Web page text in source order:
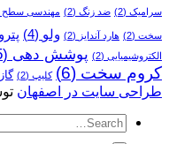
سرامیک (2) ضد زنگ (2) مهندسی سطح
سخت (2) هارد آندایز (2) ولو (4)
الکتروشیمیایی (2) پوشش دهی (5)
کروم سخت (6) کلیپ (2) گاز
طراحی سایت در اصفهان